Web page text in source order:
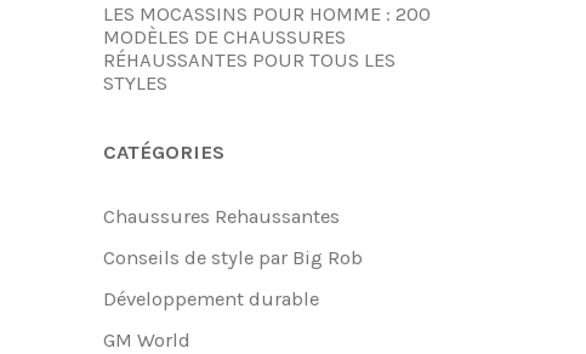
LES MOCASSINS POUR HOMME : 200
MODÈLES DE CHAUSSURES
RÉHAUSSANTES POUR TOUS LES
STYLES
CATÉGORIES
Chaussures Rehaussantes
Conseils de style par Big Rob
Développement durable
GM World